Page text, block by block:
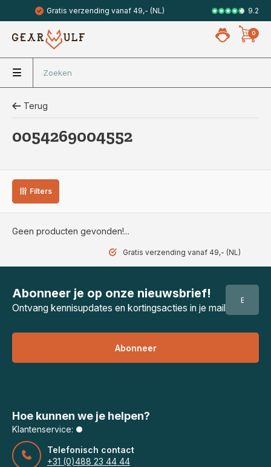
Gratis verzending vanaf 49,- (NL) Veilig met
9.2
0
Terug
0054269004552
Filters
Geen producten gevonden!...
Gratis verzending vanaf 49,- (NL)
Abonneer je op onze nieuwsbrief!
Ontvang kennisupdates en kortingsacties in je mail
Abonneer
Hoe kunnen we je helpen?
Klantenservice:
Telefonisch contact
+31 (0)488 23 44 44